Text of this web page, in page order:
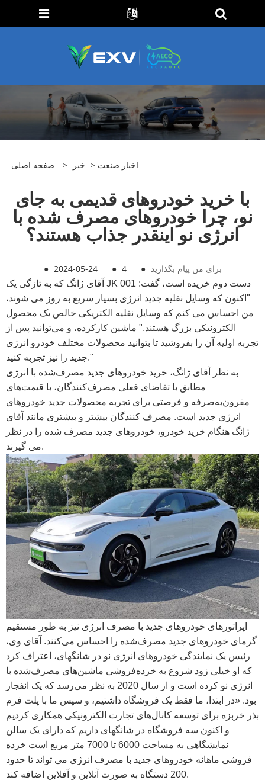
صفحه اصلی > خبر > اخبار صنعت
با خرید خودروهای قدیمی به جای
نو، چرا خودروهای مصرف شده با
انرژی نو اینقدر جذاب هستند؟
● 2024-05-24 ● 4 ● برای من پیام بگذارید
آقای ژانگ که به تازگی یک JK 001 دست دوم خریده است، گفت:
"اکنون که وسایل نقلیه جدید انرژی بسیار سریع به روز می شوند،
من احساس می کنم که وسایل نقلیه الکتریکی خالص یک محصول
الکترونیکی بزرگ هستند." ماشین کارکرده، و می‌توانید پس از
تجربه اولیه آن را بفروشید تا بتوانید محصولات مختلف خودرو انرژی
جدید را نیز تجربه کنید."
به نظر آقای ژانگ، خرید خودروهای جدید مصرف‌شده با انرژی
مطابق با تقاضای فعلی مصرف‌کنندگان، با قیمت‌های
مقرون‌به‌صرفه و فرصتی برای تجربه محصولات جدید خودروهای
انرژی جدید است. مصرف کنندگان بیشتر و بیشتری مانند آقای
ژانگ هنگام خرید خودرو، خودروهای جدید مصرف شده را در نظر
می گیرند.
اپراتورهای خودروهای جدید با مصرف انرژی نیز به طور مستقیم
گرمای خودروهای جدید مصرف‌شده را احساس می‌کنند. آقای وی،
رئیس یک نمایندگی خودروهای انرژی نو در شانگهای، اعتراف کرد
که او خیلی زود شروع به خرده‌فروشی ماشین‌های مصرف‌شده با
انرژی نو کرده است و از سال 2020 به نظر می‌رسد که یک انفجار
بود. «در ابتدا، ما فقط یک فروشگاه داشتیم، و سپس ما با پلت فرم
بذر خربزه برای توسعه کانال‌های تجارت الکترونیکی همکاری کردیم
و اکنون سه فروشگاه در شانگهای داریم که دارای یک سالن
نمایشگاهی به مساحت 6000 تا 7000 متر مربع است خرده
فروشی ماهانه خودروهای جدید با مصرف انرژی می تواند تا حدود
200 دستگاه به صورت آنلاین و آفلاین اضافه کند.